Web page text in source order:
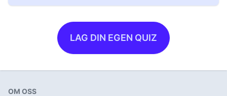
LAG DIN EGEN QUIZ
OM OSS